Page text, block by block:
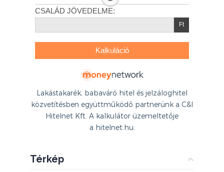
Lakástakarék, babaváró hitel és jelzáloghitel
közvetítésben együttműködő partnerünk a C&I
Hitelnet Kft. A kalkulátor üzemeltetője
a hitelnet.hu.
Térkép